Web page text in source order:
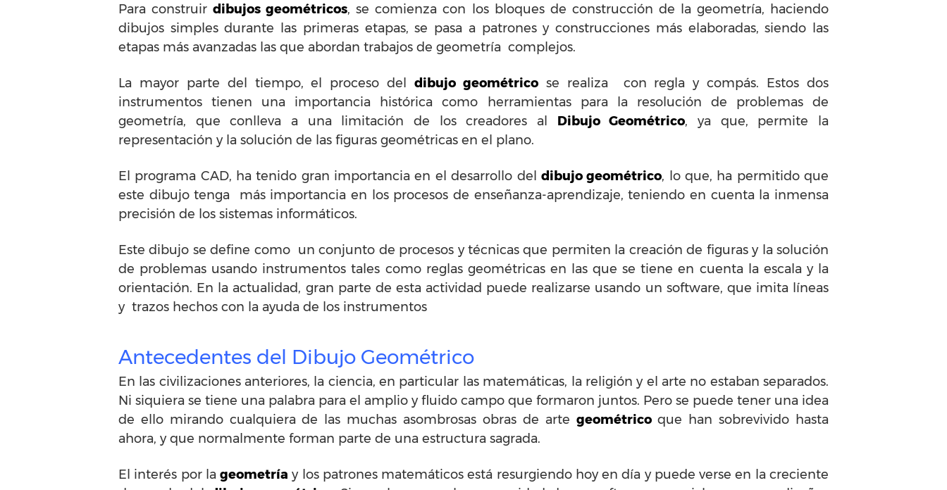
Para construirdibujos geométricos, se comienza con los bloques de construcción de la geometría, haciendo
dibujos simples durante las primeras etapas, se pasa a patrones y construcciones más elaboradas, siendo las
etapas más avanzadas las que abordan trabajos de geometría complejos.
La mayor parte del tiempo, el proceso deldibujo geométrico se realiza con regla y compás. Estos dos
instrumentos tienen una importancia histórica como herramientas para la resolución de problemas de
geometría, que conlleva a una limitación de los creadores al Dibujo Geométrico, ya que, permite la
representación y la solución de las figuras geométricas en el plano.
El programa CAD, ha tenido gran importancia en el desarrollo del dibujo geométrico, lo que, ha permitido que
este dibujo tenga más importancia en los procesos de enseñanza-aprendizaje, teniendo en cuenta la inmensa
precisión de los sistemas informáticos.
Este dibujo se define como un conjunto de procesos y técnicas que permiten la creación de figuras y la solución
de problemas usando instrumentos tales como reglas geométricas en las que se tiene en cuenta la escala y la
orientación. En la actualidad, gran parte de esta actividad puede realizarse usando un software, que imita líneas
y trazos hechos con la ayuda de los instrumentos
Antecedentes del Dibujo Geométrico
En las civilizaciones anteriores, la ciencia, en particular las matemáticas, la religión y el arte no estaban separados.
Ni siquiera se tiene una palabra para el amplio y fluido campo que formaron juntos. Pero se puede tener una idea
de ello mirando cualquiera de las muchas asombrosas obras de arte geométricoque han sobrevivido hasta
ahora, y que normalmente forman parte de una estructura sagrada.
El interés por lageometría y los patrones matemáticos está resurgiendo hoy en día y puede verse en la creciente